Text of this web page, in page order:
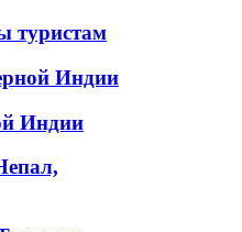
туристам
Индии
Индии